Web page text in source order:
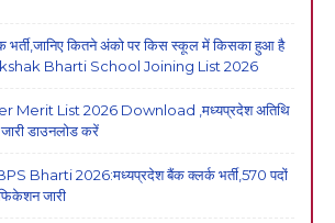
भर्ती,जानिए कितने अंको पर किस स्कूल में किसका हुआ है
Bharti School Joining List 2026
Merit List 2026 Download ,मध्यप्रदेश अतिथि
जारी डाउनलोड करें
Bharti 2026:मध्यप्रदेश बैंक क्लर्क भर्ती,570 पदों
जारी